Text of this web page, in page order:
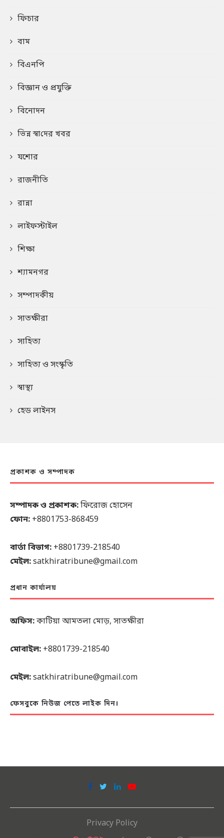
ফিচার
বাম
বিএনপি
বিজ্ঞান ও প্রযুক্তি
বিনোদন
ভিন্ন স্বা‌দের খবর
যশোর
রাজনীতি
রান্না
লাইফস্টাইল
শিক্ষা
শ্যামনগর
সম্পাদকীয়
সাতক্ষীরা
সাহিত্য
সাহিত্য ও সংস্কৃতি
স্বাস্থ্য
হেড লাইনস
প্রকাশক ও সম্পাদক
সম্পাদক ও প্রকাশক:ফিরোজ হোসেন
ফোন: +8801753-868459
বার্তা বিভাগ: +8801739-218540
মেইল:satkhiratribune@gmail.com
প্রধান কার্যালয়
অফিস:কাটিয়া আমতলা মোড়, সাতক্ষীরা
মোবাইল: +8801739-218540
মেইল:satkhiratribune@gmail.com
ফেসবুকে নিউজ পেতে লাইক দিন।
Privacy Policy